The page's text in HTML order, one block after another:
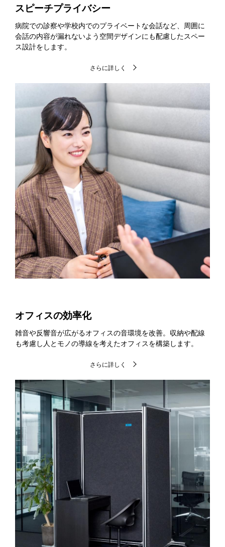
スピーチプライバシー
病院での診察や学校内でのプライベートな会話など、周囲に
会話の内容が漏れないよう空間デザインにも配慮したスペー
ス設計をします。
さらに詳しく
オフィスの効率化
雑音や反響音が広がるオフィスの音環境を改善。収納や配線
も考慮し人とモノの導線を考えたオフィスを構築します。
さらに詳しく